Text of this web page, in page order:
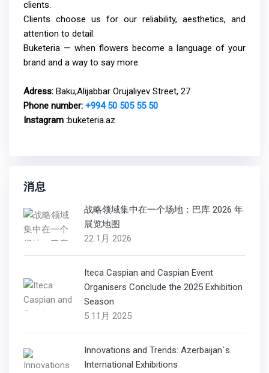
clients.
Clients choose us for our reliability, aesthetics, and
attention to detail.
Buketeria — when flowers become a language of your
brand and a way to say more.
Adress: Baku,Alijabbar Orujaliyev Street, 27
Phone number: +994 50 505 55 50
Instagram :buketeria.az
消息
战略领域集中在一个场地：巴库 2026 年
展览地图
22 1月 2026
Iteca Caspian and Caspian Event
Organisers Conclude the 2025 Exhibition
Season
5 11月 2025
Innovations and Trends: Azerbaijan`s
International Exhibitions